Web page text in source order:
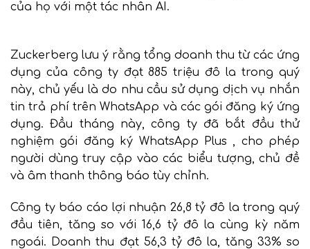
của họ với một tác nhân AI.
Zuckerberg lưu ý rằng tổng doanh thu từ các ứng
dụng của công ty đạt 885 triệu đô la trong quý
này, chủ yếu là do nhu cầu sử dụng dịch vụ nhắn
tin trả phí trên WhatsApp và các gói đăng ký ứng
dụng. Đầu tháng này, công ty đã bắt đầu thử
nghiệmgói đăng ký WhatsApp Plus , cho phép
người dùng truy cập vào các biểu tượng, chủ đề
và âm thanh thông báo tùy chỉnh.
Công ty báo cáo lợi nhuận 26,8 tỷ đô la trong quý
đầu tiên, tăng so với 16,6 tỷ đô la cùng kỳ năm
ngoái. Doanh thu đạt 56,3 tỷ đô la, tăng 33% so